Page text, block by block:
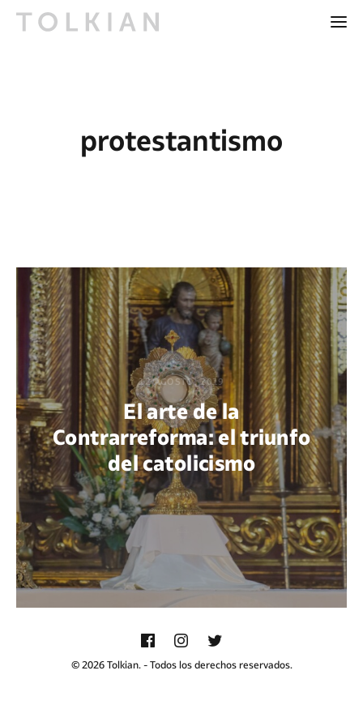
protestantismo
12 AGOSTO, 2019
El arte de la
Contrarreforma: el triunfo
del catolicismo
POR PAOLA PETRI ORTIZ
© 2026 Tolkian. - Todos los derechos reservados.